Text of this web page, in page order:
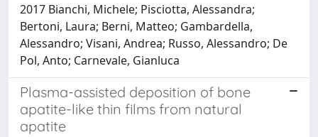
2017 Bianchi, Michele; Pisciotta, Alessandra;
Bertoni, Laura; Berni, Matteo; Gambardella,
Alessandro; Visani, Andrea; Russo, Alessandro; De
Pol, Anto; Carnevale, Gianluca
Plasma-assisted deposition of bone
apatite-like thin films from natural
apatite